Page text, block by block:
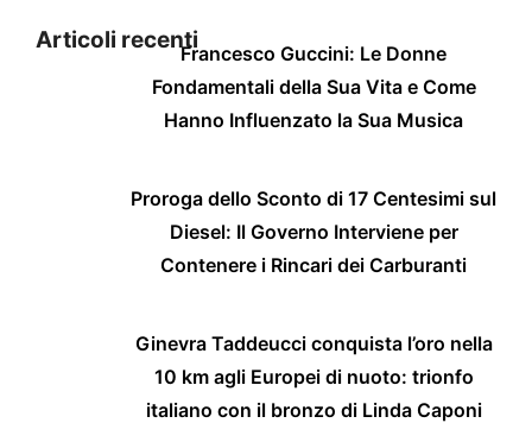
Articoli recentiFrancesco Guccini: Le Donne
Fondamentali della Sua Vita e Come
Hanno Influenzato la Sua Musica
Proroga dello Sconto di 17 Centesimi sul
Diesel: Il Governo Interviene per
Contenere i Rincari dei Carburanti
Ginevra Taddeucci conquista l’oro nella
10 km agli Europei di nuoto: trionfo
italiano con il bronzo di Linda Caponi